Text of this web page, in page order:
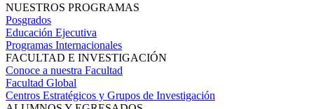
NUESTROS PROGRAMAS
Posgrados
Educación Ejecutiva
Programas Internacionales
FACULTAD E INVESTIGACIÓN
Conoce a nuestra Facultad
Facultad Global
Centros Estratégicos y Grupos de Investigación